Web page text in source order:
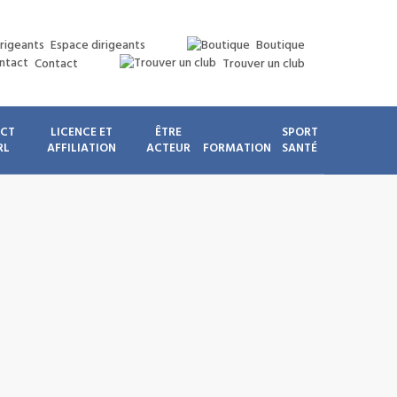
Espace dirigeants
Boutique
Contact
Trouver un club
LICENCE ET
AFFILIATION
ÊTRE
ACTEUR
FORMATION
SPORT
SANTÉ